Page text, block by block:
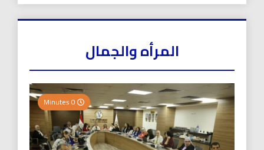
المرأه والجمال